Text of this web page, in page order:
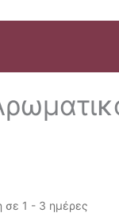
1 - 3 ημέρες